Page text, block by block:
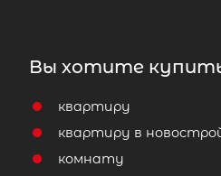
Вы хотите
квартиру
квартиру в
комнату